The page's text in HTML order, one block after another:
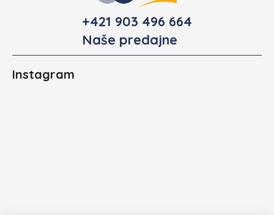
+421 903 496 664
Naše predajne
Instagram